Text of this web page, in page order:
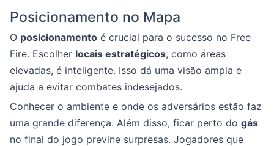
Posicionamento no Mapa
O posicionamento é crucial para o sucesso no Free
Fire. Escolher locais estratégicos, como áreas
elevadas, é inteligente. Isso dá uma visão ampla e
ajuda a evitar combates indesejados.
Conhecer o ambiente e onde os adversários estão faz
uma grande diferença. Além disso, ficar perto do gás
no final do jogo previne surpresas. Jogadores que